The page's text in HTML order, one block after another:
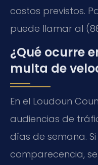
costos previstos.
puede llamar al
¿Qué ocurre
multa de
En el Loudoun
audiencias de
días de semana.
comparecencia,